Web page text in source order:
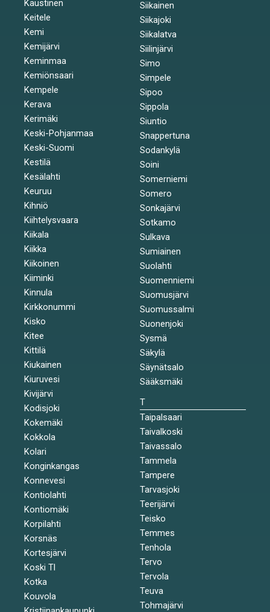
Kaustinen
Keitele
Kemi
Kemijärvi
Keminmaa
Kemiönsaari
Kempele
Kerava
Kerimäki
Keski-Pohjanmaa
Keski-Suomi
Kestilä
Kesälahti
Keuruu
Kihniö
Kiihtelysvaara
Kiikala
Kiikka
Kiikoinen
Kiiminki
Kinnula
Kirkkonummi
Kisko
Kitee
Kittilä
Kiukainen
Kiuruvesi
Kivijärvi
Kodisjoki
Kokemäki
Kokkola
Kolari
Konginkangas
Konnevesi
Kontiolahti
Kontiomäki
Korpilahti
Korsnäs
Kortesjärvi
Koski Tl
Kotka
Kouvola
Siikainen
Siikajoki
Siikalatva
Siilinjärvi
Simo
Simpele
Sipoo
Sippola
Siuntio
Snappertuna
Sodankylä
Soini
Somerniemi
Somero
Sonkajärvi
Sotkamo
Sulkava
Sumiainen
Suolahti
Suomenniemi
Suomusjärvi
Suomussalmi
Suonenjoki
Sysmä
Säkylä
Säynätsalo
Sääksmäki
T
Taipalsaari
Taivalkoski
Taivassalo
Tammela
Tampere
Tarvasjoki
Teerijärvi
Teisko
Temmes
Tenhola
Tervo
Tervola
Teuva
Tohmajärvi